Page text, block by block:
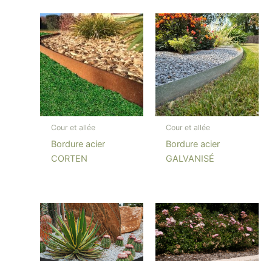
Cour et allée
Bordure acier
CORTEN
Cour et allée
Bordure acier
GALVANISÉ